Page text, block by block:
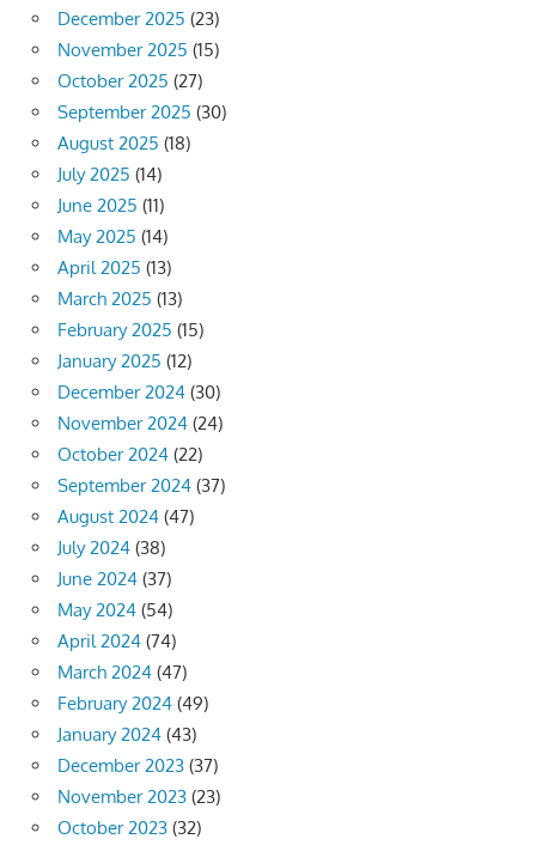
December 2025 (23)
November 2025 (15)
October 2025 (27)
September 2025 (30)
August 2025 (18)
July 2025 (14)
June 2025 (11)
May 2025 (14)
April 2025 (13)
March 2025 (13)
February 2025 (15)
January 2025 (12)
December 2024 (30)
November 2024 (24)
October 2024 (22)
September 2024 (37)
August 2024 (47)
July 2024 (38)
June 2024 (37)
May 2024 (54)
April 2024 (74)
March 2024 (47)
February 2024 (49)
January 2024 (43)
December 2023 (37)
November 2023 (23)
October 2023 (32)